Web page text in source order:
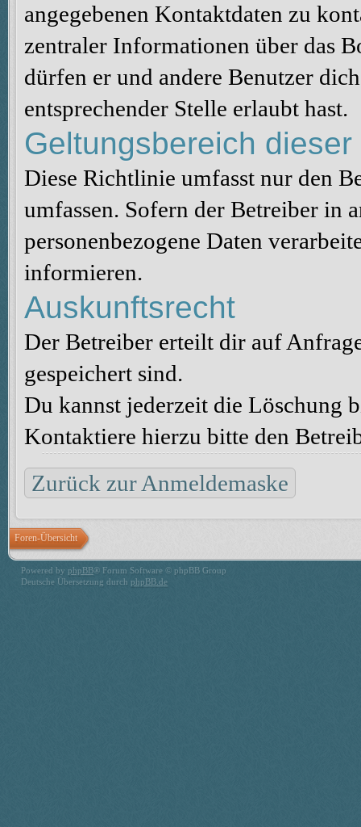
angegebenen Kontaktdaten zu
zentraler Informationen über das
dürfen er und andere Benutzer
entsprechender Stelle erlaubt hast.
Geltungsbereich
Diese Richtlinie umfasst nur den
umfassen. Sofern der Betreiber in
personenbezogene Daten
informieren.
Auskunftsrecht
Der Betreiber erteilt dir auf
gespeichert sind.
Du kannst jederzeit die Löschung
Kontaktiere hierzu bitte den
Zurück zur Anmeldemaske
Foren-Übersicht
Powered by phpBB® Forum Software © phpBB Group
Deutsche Übersetzung durch phpBB.de